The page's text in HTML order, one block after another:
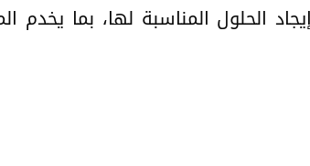
الحلول المناسبة لها، بما يخدم